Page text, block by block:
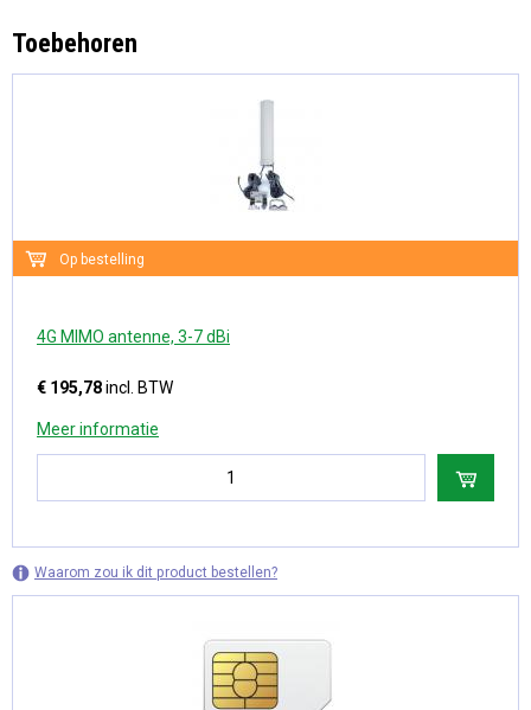
Toebehoren
Op bestelling
4G MIMO antenne, 3-7 dBi
€ 195,78incl. BTW
Meer informatie
Waarom zou ik dit product bestellen?